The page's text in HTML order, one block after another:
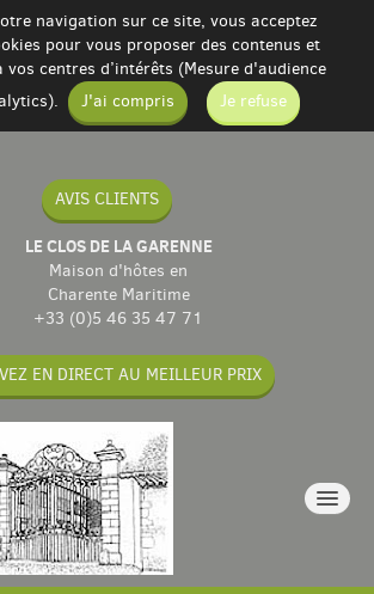
navigation sur ce site, vous acceptez
pour vous proposer des contenus et
vos centres d’intérêts (Mesure d'audience
J'ai compris Je refuse
AVIS CLIENTS
LE CLOS DE LA GARENNE
Maison d'hôtes en
Charente Maritime
+33 (0)5 46 35 47 71
EN DIRECT AU MEILLEUR PRIX